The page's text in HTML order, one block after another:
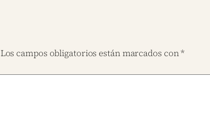
Los campos obligatorios están marcados con*